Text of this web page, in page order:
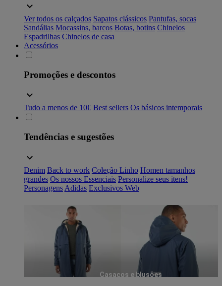
Ver todos os calçados Sapatos clássicos Pantufas, socas
Sandálias Mocassins, barcos Botas, botins Chinelos
Espadrilhas Chinelos de casa
Acessórios
Promoções e descontos
Tudo a menos de 10€ Best sellers Os básicos intemporais
Tendências e sugestões
Denim Back to work Coleção Linho Homen tamanhos
grandes Os nossos Essenciais Personalize seus itens!
Personagens Adidas Exclusivos Web
Casacos e blusões